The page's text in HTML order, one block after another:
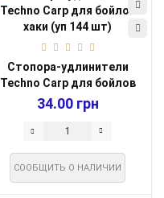
Стопора-удлинители
Techno Carp для бойлов
хаки (уп 144 ...
34.00 грн
СООБЩИТЬ О НАЛИЧИИ